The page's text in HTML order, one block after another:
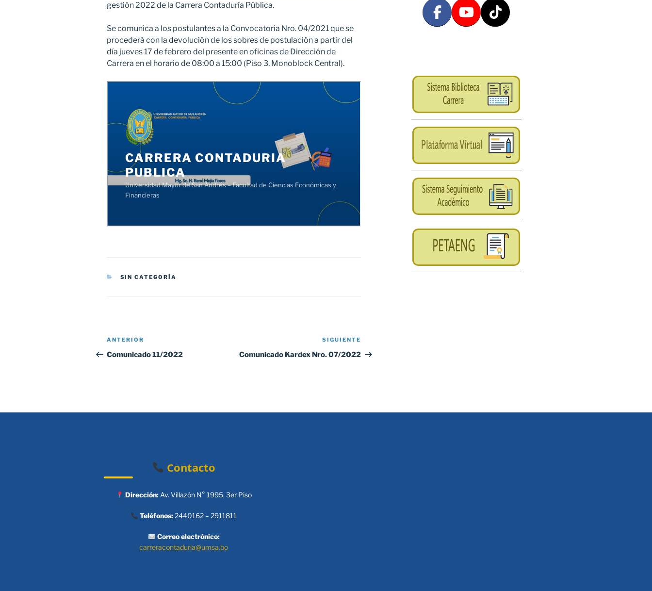
gestión 2022 de la Carrera Contaduría Pública.
Se comunica a los postulantes a la Convocatoria Nro. 04/2021 que se
procederá con la devolución de los sobres de postulación a partir del
día jueves 17 de febrero del presente en oficinas de Dirección de
Carrera en el horario de 08:00 a 15:00 (Piso 3, Monoblock Central).
CATEGORÍAS
SIN CATEGORÍA
Navegación
de
Entrada
anterior:
ANTERIOR
Comunicado 11/2022
entrada
SIGUIENTE
Comunicado Kardex Nro. 07/2022
Contacto
Dirección:Av. Villazón N° 1995, 3er Piso
Teléfonos:2440162 – 2911811
Correo electrónico:
carreracontaduria@umsa.bo